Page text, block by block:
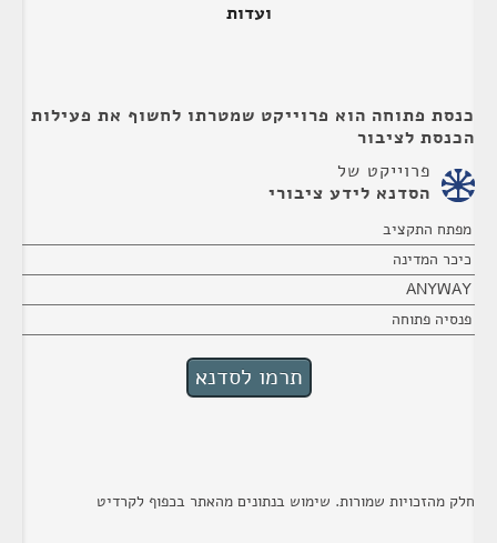
ועדות
כנסת פתוחה הוא פרוייקט שמטרתו לחשוף את פעילות
הכנסת לציבור
פרוייקט של
הסדנא לידע ציבורי
מפתח התקציב
כיכר המדינה
ANYWAY
פנסיה פתוחה
חלק מהזכויות שמורות. שימוש בנתונים מהאתר בכפוף לקרדיט